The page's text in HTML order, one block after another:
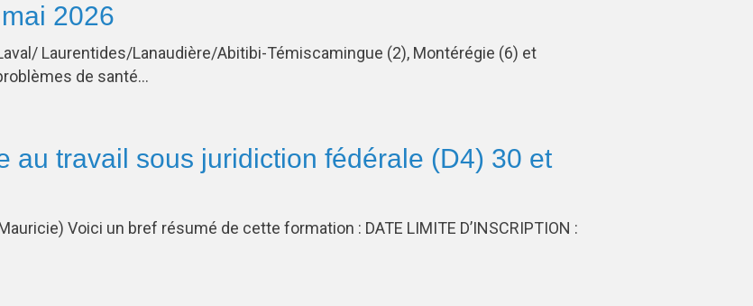
2026
Laurentides/Lanaudière/Abitibi-Témiscamingue (2), Montérégie (6) et
de santé…
au travail sous juridiction fédérale (D4) 30 et
Voici un bref résumé de cette formation : DATE LIMITE D’INSCRIPTION :